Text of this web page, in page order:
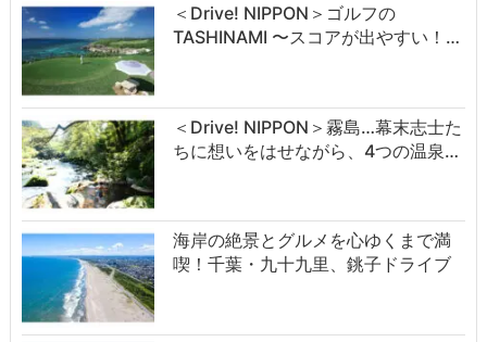
＜Drive! NIPPON＞ゴルフの
TASHINAMI 〜スコアが出やすい！…
＜Drive! NIPPON＞霧島…幕末志士た
ちに想いをはせながら、4つの温泉…
海岸の絶景とグルメを心ゆくまで満
喫！千葉・九十九里、銚子ドライブ